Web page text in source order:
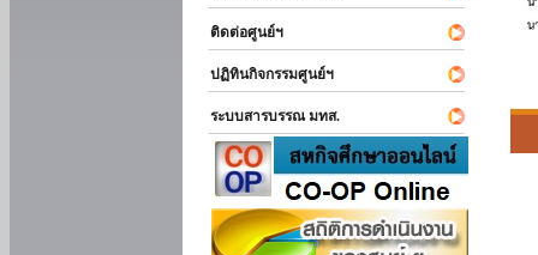
ติดต่อศูนย์ฯ
ปฏิทินกิจกรรมศูนย์ฯ
ระบบสารบรรณ มทส.